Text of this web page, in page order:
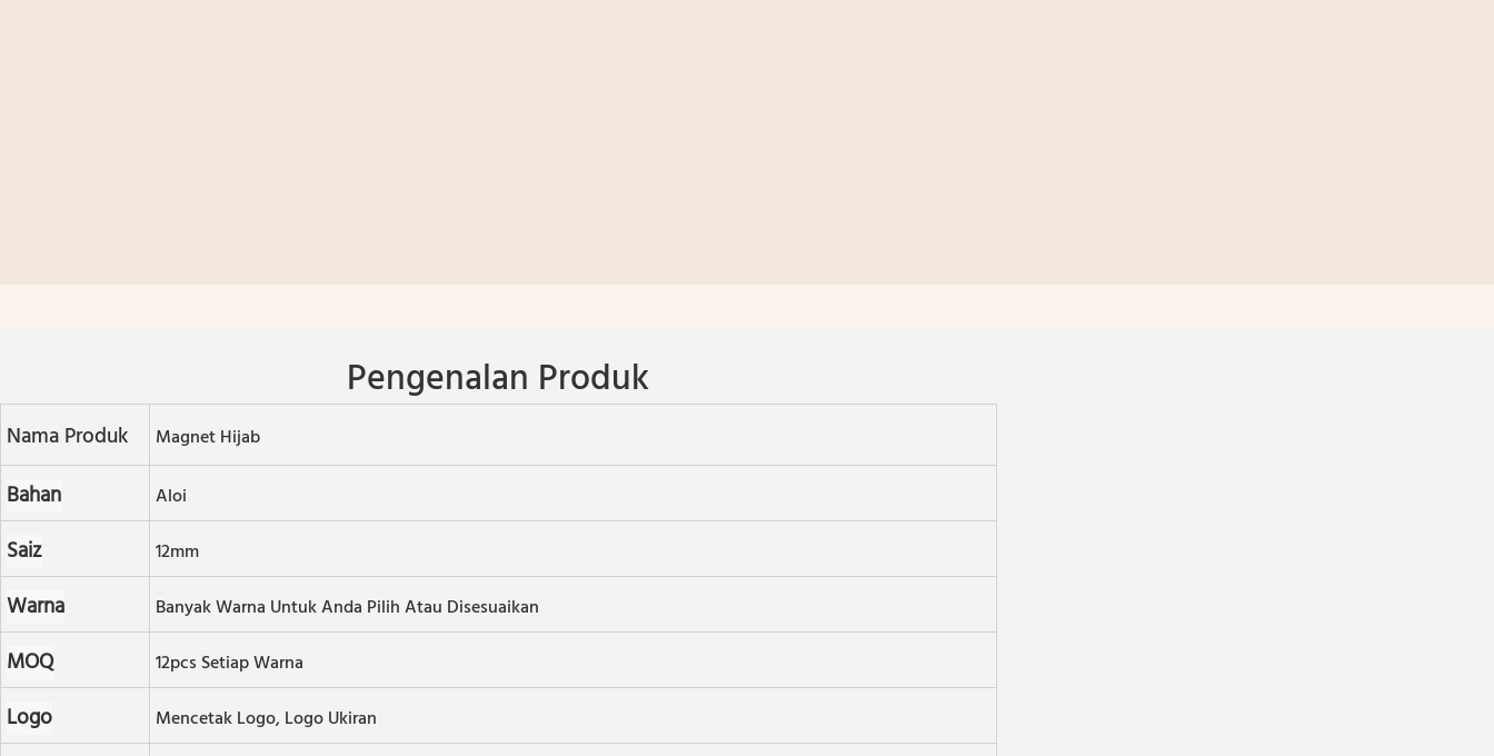
Pengenalan Produk
Nama Produk Magnet Hijab
Bahan Aloi
Saiz 12mm
Warna Banyak Warna Untuk Anda Pilih Atau Disesuaikan
MOQ 12pcs Setiap Warna
Logo Mencetak Logo, Logo Ukiran